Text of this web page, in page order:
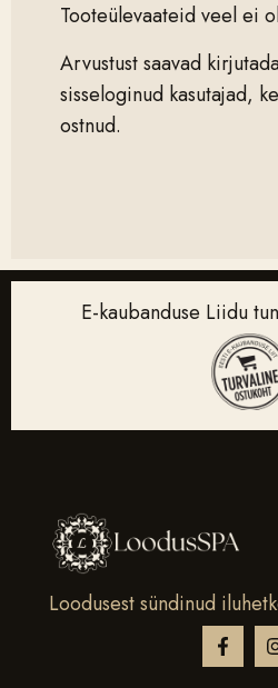
Tooteülevaateid veel ei
Arvustust saavad
sisseloginud kasutajad,
ostnud.
E-kaubanduse Liidu
Loodusest sündinud